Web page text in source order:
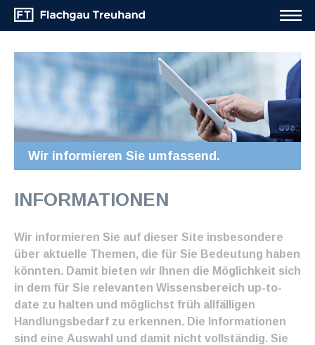
Wir informieren Sie umfassend.
INFORMATIONEN
Wir informieren Sie auf dieser Site insbesondere
über aktuelle Themen, die für Sie Bedeutung haben
könnten. Damit bieten wir Ihnen die Möglichkeit sich
in dem für Sie relevanten Wissensbereich up-to-
date zu halten und möglichst früh allfälligen
Handlungsbedarf zu erkennen. Die Informationen
sind eine Auswahl und damit nicht vollständig. Sie